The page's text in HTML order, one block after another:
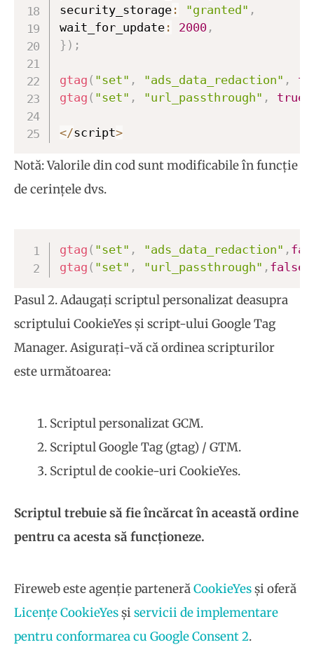
security_storage: "granted" ,
wait_for_update: 2000,
} ) ;
gtag ( "set" , "ads_data_redaction" ,
gtag ( "set" , "url_passthrough" , true
</script>
Notă: Valorile din cod sunt modificabile în funcție
de cerințele dvs.
gtag ( "set" , "ads_data_redaction" ,
gtag ( "set" , "url_passthrough" , false
Pasul 2. Adaugați scriptul personalizat deasupra
scriptului CookieYes și script-ului Google Tag
Manager. Asigurați-vă că ordinea scripturilor
este următoarea:
Scriptul personalizat GCM.
Scriptul Google Tag (gtag) / GTM.
Scriptul de cookie-uri CookieYes.
Scriptul trebuie să fie încărcat în această ordine
pentru ca acesta să funcționeze.
Fireweb este agenție partenerăCookieYesși oferă
Licențe CookieYesși servicii de implementare
pentru conformarea cu Google Consent 2.